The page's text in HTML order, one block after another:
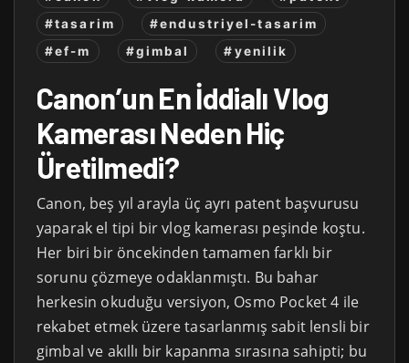
#tasarim
#endustriyel-tasarim
#ef-m
#gimbal #yenilik
Canon’un En İddialı Vlog
Kamerası Neden Hiç
Üretilmedi?
Canon, beş yıl arayla üç ayrı patent başvurusu
yaparak el tipi bir vlog kamerası peşinde koştu.
Her biri bir öncekinden tamamen farklı bir
sorunu çözmeye odaklanmıştı. Bu bahar
herkesin okuduğu versiyon, Osmo Pocket 4 ile
rekabet etmek üzere tasarlanmış sabit lensli bir
gimbal ve akıllı bir kapanma sırasına sahipti; bu